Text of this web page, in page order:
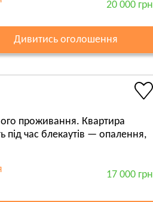
20 000 грн
Дивитись оголошення
проживання. Квартира
під час блекаутів — опалення,
17 000 грн